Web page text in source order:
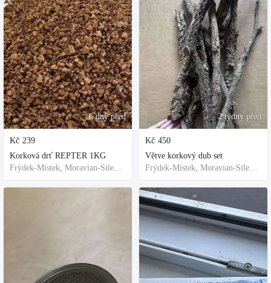
6 dny před
Kč 239
Korková drť REPTER 1KG
Frýdek-Místek, Moravian-Silesian Region,Others
2 týdny před
Kč 450
Větve korkový dub set
Frýdek-Místek, Moravian-Silesian Region,Others